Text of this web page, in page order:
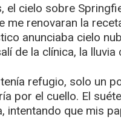
el cielo sobre
me renovaran la
anunciaba cielo
de la clínica, la lluvia
refugio, solo un
por el cuello. El
intentando que mis